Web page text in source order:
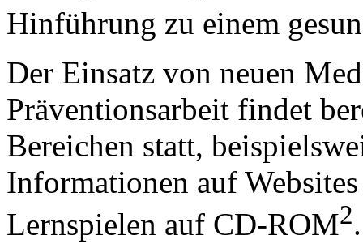
Hinführung zu einem
Der Einsatz von neuen
Präventionsarbeit findet
Bereichen statt,
Informationen auf
Lernspielen auf CD-ROM2